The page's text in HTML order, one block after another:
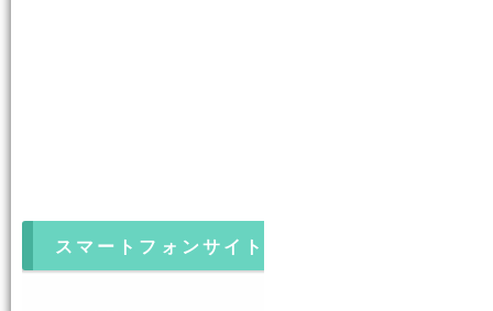
スマートフォンサイト